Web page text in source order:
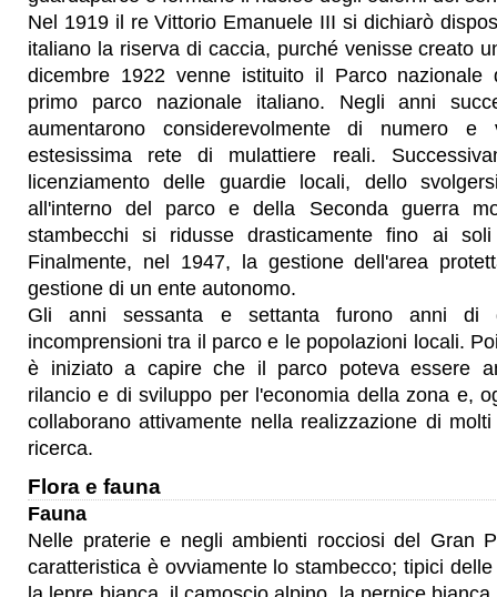
Nel 1919 il re Vittorio Emanuele III si dichiarò
italiano la riserva di caccia, purché venisse creato
dicembre 1922 venne istituito il Parco nazionale
primo parco nazionale italiano. Negli anni
aumentarono considerevolmente di numero e
estesissima rete di mulattiere reali.
licenziamento delle guardie locali, dello
all'interno del parco e della Seconda guerra
stambecchi si ridusse drasticamente fino ai
Finalmente, nel 1947, la gestione dell'area
gestione di un ente autonomo.
Gli anni sessanta e settanta furono anni di
incomprensioni tra il parco e le popolazioni locali.
è iniziato a capire che il parco poteva essere
rilancio e di sviluppo per l'economia della zona e,
collaborano attivamente nella realizzazione di
ricerca.
Flora e fauna
Fauna
Nelle praterie e negli ambienti rocciosi del Gran
caratteristica è ovviamente lo stambecco; tipici